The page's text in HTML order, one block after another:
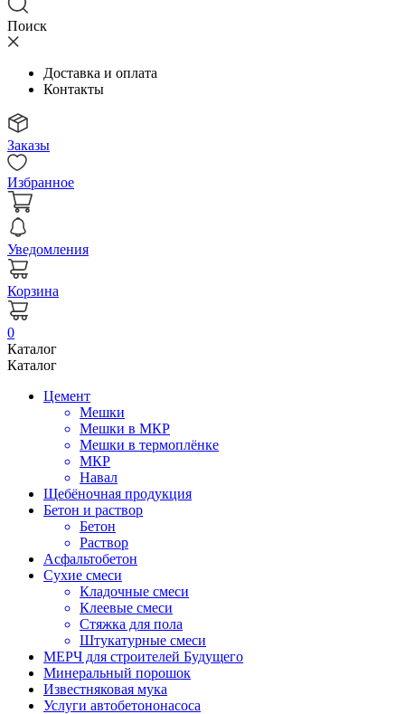
Поиск
Доставка и оплата
Контакты
Заказы
Избранное
Уведомления
Корзина
0
Каталог
Каталог
Цемент
Мешки
Мешки в МКР
Мешки в термоплёнке
МКР
Навал
Щебёночная продукция
Бетон и раствор
Бетон
Раствор
Асфальтобетон
Сухие смеси
Кладочные смеси
Клеевые смеси
Стяжка для пола
Штукатурные смеси
МЕРЧ для строителей Будущего
Минеральный порошок
Известняковая мука
Услуги автобетононасоса